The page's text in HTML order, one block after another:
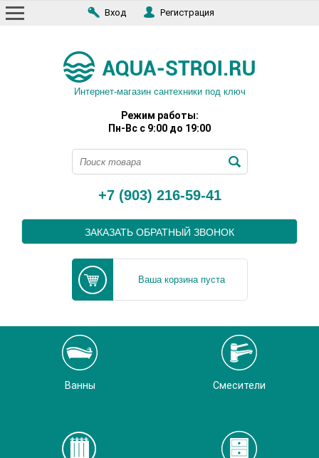
Вход Регистрация
Интернет-магазин сантехники под ключ
Режим работы:
Пн-Вс с 9:00 до 19:00
+7 (903) 216-59-41
ЗАКАЗАТЬ ОБРАТНЫЙ ЗВОНОК
Ваша корзина пуста
Ванны Смесители